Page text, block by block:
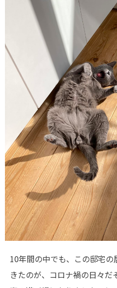
10年間の中でも、この邸宅
きたのが、コロナ禍の日々だ